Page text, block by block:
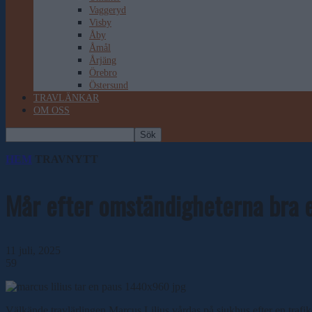
Vaggeryd
Visby
Åby
Åmål
Årjäng
Örebro
Östersund
TRAVLÄNKAR
OM OSS
HEM TRAVNYTT
Mår efter omständigheterna bra
11 juli, 2025
59